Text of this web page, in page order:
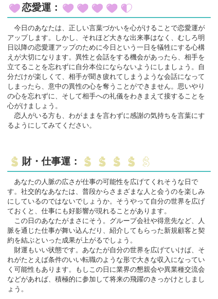
恋愛運：
今日のあなたは、正しい言葉づかいを心がけることで恋愛運が
アップします。しかし、それほど大きな出来事はなく、むしろ明
日以降の恋愛運アップのために今日という一日を犠牲にする心構
えが大切になります。異性と会話をする機会があったら、相手を
立てることを忘れずに自分本位にならないようにしましょう。自
分だけが楽しくて、相手が聞き疲れてしまうような会話になって
しまったら、意中の異性の心を奪うことができません。思いやり
の心を忘れずに、そして相手への礼儀をわきまえて接することを
心がけましょう。
恋人がいる方も、わがままを言わずに感謝の気持ちを言葉にす
るようにしてみてください。
財・仕事運：
あなたの人脈の広さが仕事の可能性を広げてくれそうな日で
す。社交的なあなたは、普段からさまざまな人と会うのを楽しみ
にしているのではないでしょうか。そうやって自分の世界を広げ
ておくと、仕事にも好影響が現れることがあります。
この日のあなたがまさにそう。グループ会社や得意先など、人
脈を通じた仕事が舞い込んだり、紹介してもらった新規顧客と契
約を結ぶといった成果が上がるでしょう。
財運もいい状態です。あなたが自分の世界を広げていけば、そ
れがたとえば条件のいい転職のような形で大きな収入になってい
く可能性もあります。もしこの日に業界の懇親会や異業種交流会
などがあれば、積極的に参加して将来の飛躍のきっかけとしまし
ょう。